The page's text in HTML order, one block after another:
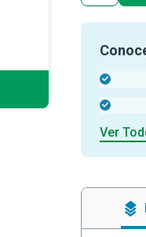
Ver